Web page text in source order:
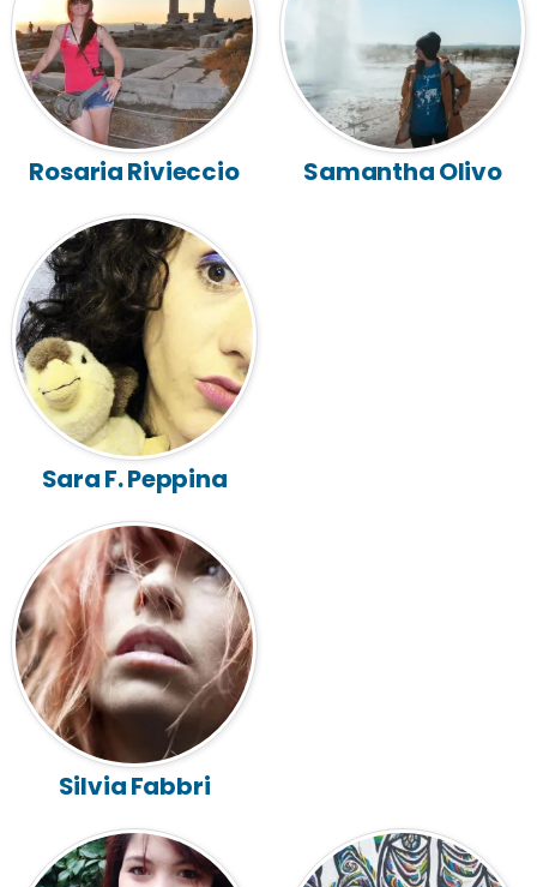
Rosaria Rivieccio Samantha Olivo
Sara F. Peppina
Silvia Fabbri